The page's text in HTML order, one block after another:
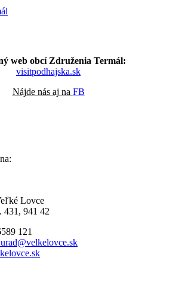
web obcí Združenia Termál:
visitpodhajska.sk
Nájde nás aj na FB
Lovce
431, 941 42
121